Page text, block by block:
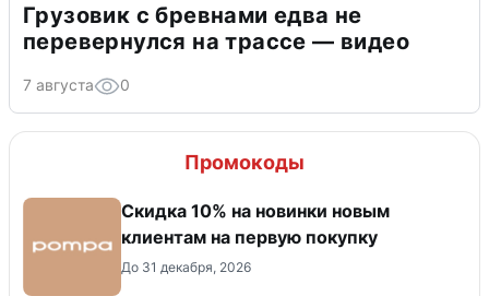
Грузовик с бревнами едва не
перевернулся на трассе — видео
7 августа 0
Промокоды
Скидка 10% на новинки новым
клиентам на первую покупку
До 31 декабря, 2026